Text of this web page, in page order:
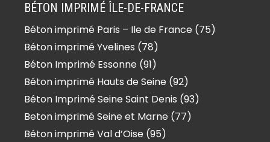
Béton imprimé Bellefontaine
(95270)
Béton imprimé Belloy-en-France
(95270)
Béton imprimé Bernes-sur-Oise
(95340)
Béton imprimé Berville (95810)
Béton imprimé Bessancourt
BÉTON IMPRIMÉ ÎLE-DE-FRANCE
Béton imprimé Paris – Ile de France (75)
Béton imprimé Yvelines (78)
Béton Imprimé Essonne (91)
Béton imprimé Hauts de Seine (92)
Béton Imprimé Seine Saint Denis (93)
Beton imprimé Seine et Marne (77)
Béton imprimé Val d’Oise (95)